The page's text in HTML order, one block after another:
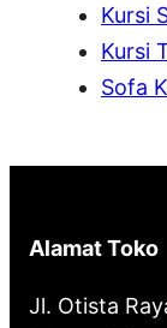
Kursi
Kursi
Sofa
Alamat Toko
Jl. Otista